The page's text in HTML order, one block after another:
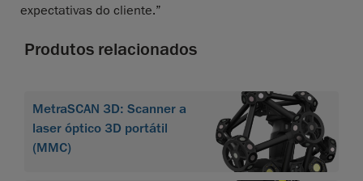
expectativas do cliente.”
Produtos relacionados
MetraSCAN 3D: Scanner a
laser óptico 3D portátil
(MMC)